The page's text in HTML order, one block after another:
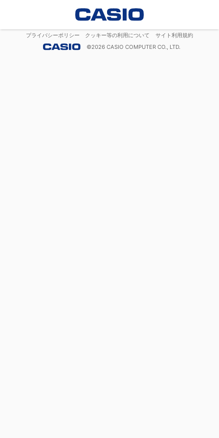
プライバシーポリシー クッキー等の利用について
サイト利用規約
©2026 CASIO COMPUTER CO., LTD.